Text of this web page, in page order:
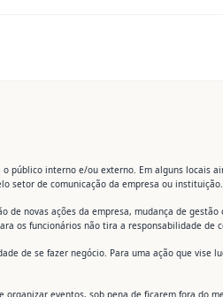
público interno e/ou externo. Em alguns locais
setor de comunicação da empresa ou instituição.
de novas ações da empresa, mudança de
os funcionários não tira a responsabilidade de
de se fazer negócio. Para uma ação que vise
eventos, sob pena de ficarem fora do